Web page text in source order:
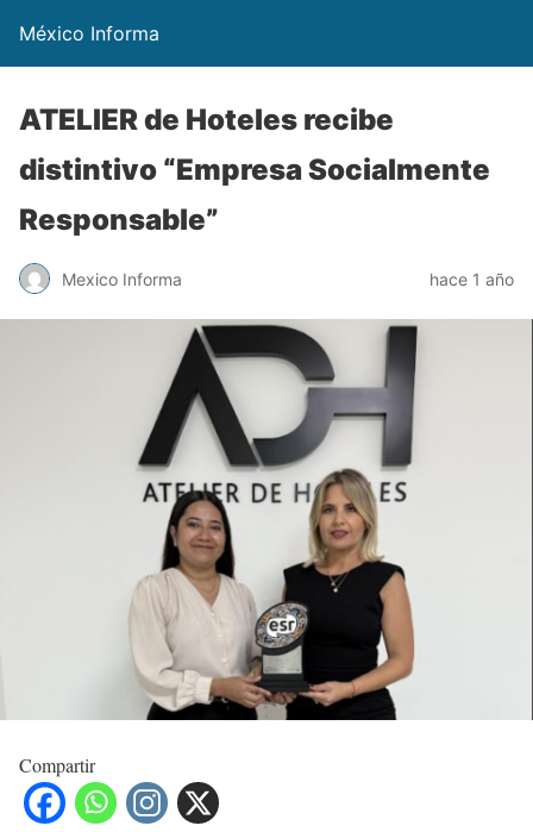
México Informa
ATELIER de Hoteles recibe
distintivo “Empresa Socialmente
Responsable”
Mexico Informa hace 1 año
Compartir